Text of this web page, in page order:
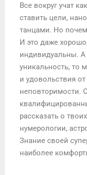
Все вокруг учат
ставить цели,
танцами. Но
И это даже
индивидуальны.
уникальность, то
и удовольствия
неповторимости.
рассказать о
нумерологии,
Знание своей
наиболее